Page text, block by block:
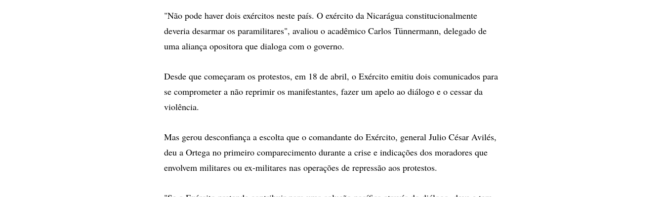
"Não pode haver dois exércitos neste país. O exército da Nicarágua constitucionalmente
deveria desarmar os paramilitares", avaliou o acadêmico Carlos Tünnermann, delegado de
uma aliança opositora que dialoga com o governo.
Desde que começaram os protestos, em 18 de abril, o Exército emitiu dois comunicados para
se comprometer a não reprimir os manifestantes, fazer um apelo ao diálogo e o cessar da
violência.
Mas gerou desconfiança a escolta que o comandante do Exército, general Julio César Avilés,
deu a Ortega no primeiro comparecimento durante a crise e indicações dos moradores que
envolvem militares ou ex-militares nas operações de repressão aos protestos.